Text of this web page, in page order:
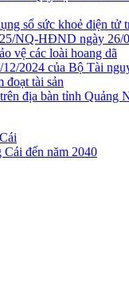
sổ sức khoẻ điện tử
NQ-HĐND ngày
vệ các loài hoang dã
2024 của Bộ Tài
đoạt tài sản
địa bàn tỉnh Quảng